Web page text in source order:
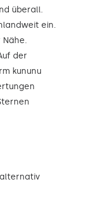
überall.
ein.
Nähe.
der
kununu